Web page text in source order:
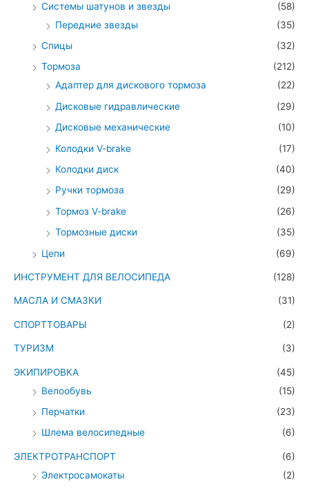
Системы шатунов и звезды
(58)
Передние звезды
(35)
Спицы
(32)
Тормоза
(212)
Адаптер для дискового тормоза
(22)
Дисковые гидравлические
(29)
Дисковые механические
(10)
Колодки V-brake
(17)
Колодки диск
(40)
Ручки тормоза
(29)
Тормоз V-brake
(26)
Тормозные диски
(35)
Цепи
(69)
ИНСТРУМЕНТ ДЛЯ ВЕЛОСИПЕДА (128)
МАСЛА И СМАЗКИ (31)
СПОРТТОВАРЫ (2)
ТУРИЗМ (3)
ЭКИПИРОВКА
(45)
Велообувь
(15)
Перчатки
(23)
Шлема велосипедные
(6)
ЭЛЕКТРОТРАНСПОРТ
(6)
Электросамокаты
(2)